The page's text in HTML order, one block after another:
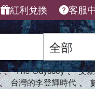
紅利兌換 客服
、 The Odyssey 、 父
、 台灣的李登輝時代 、